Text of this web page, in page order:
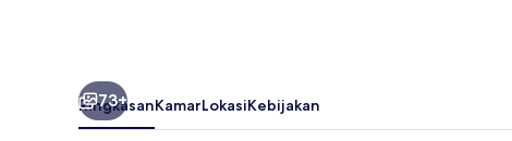
73+
RingkasanKamarLokasiKebijakan